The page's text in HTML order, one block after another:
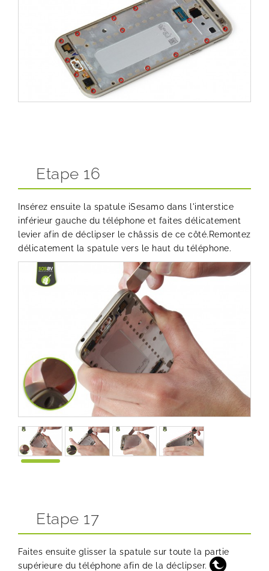
Etape 16
Insérez ensuite la spatule iSesamo dans l'interstice
inférieur gauche du téléphone et faites délicatement
levier afin de déclipser le châssis de ce côté.Remontez
délicatement la spatule vers le haut du téléphone.
Etape 17
Faites ensuite glisser la spatule sur toute la partie
supérieure du téléphone afin de la déclipser.